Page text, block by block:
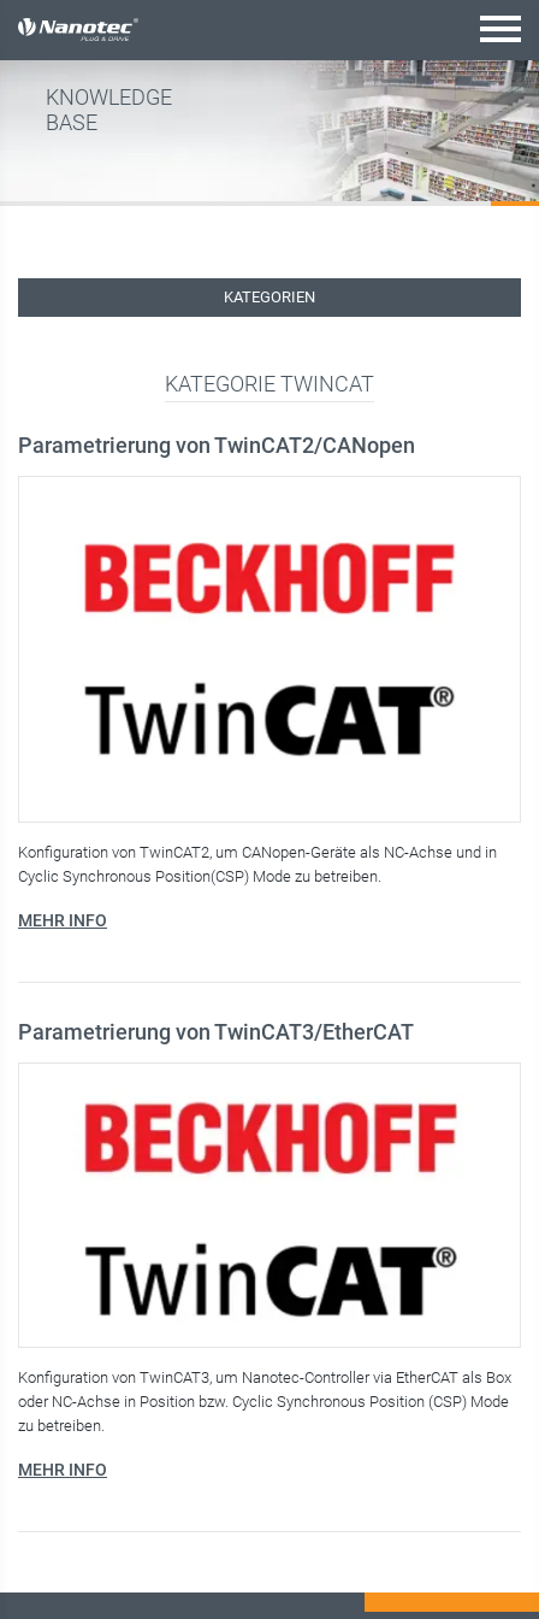
Aktive Kombination
KNOWLEDGE
BASE
KATEGORIEN
KATEGORIE TWINCAT
Parametrierung von TwinCAT2/CANopen
Konfiguration von TwinCAT2, um CANopen-Geräte als NC-Achse und in
Cyclic Synchronous Position(CSP) Mode zu betreiben.
MEHR INFO
Parametrierung von TwinCAT3/EtherCAT
Konfiguration von TwinCAT3, um Nanotec-Controller via EtherCAT als Box
oder NC-Achse in Position bzw. Cyclic Synchronous Position (CSP) Mode
zu betreiben.
MEHR INFO